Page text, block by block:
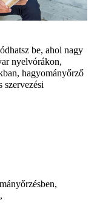
be, ahol nagy
nyelvórákon,
hagyományőrző
szervezési